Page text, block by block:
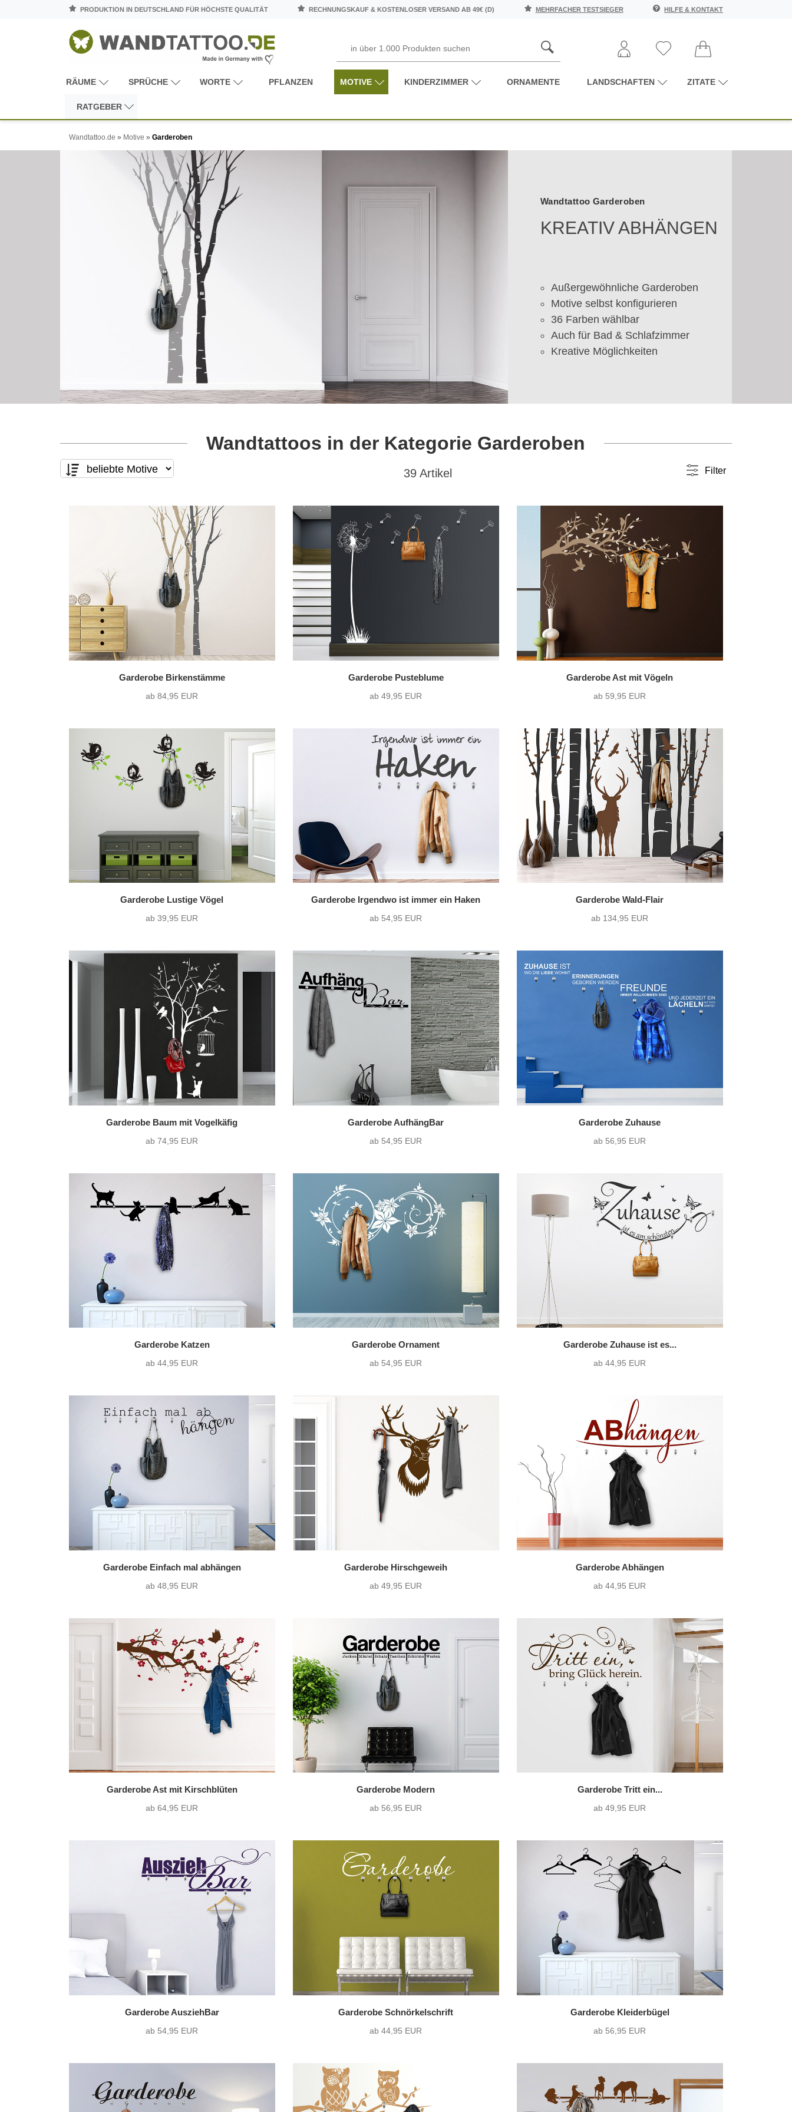
PRODUKTION IN DEUTSCHLAND FÜR HÖCHSTE QUALITÄT RECHNUNGSKAUF & KOSTENLOSER VERSAND AB 49€ (D) MEHRFACHER TESTSIEGER HILFE & KONTAKT
RÄUME SPRÜCHE WORTE PFLANZEN MOTIVE KINDERZIMMER ORNAMENTE LANDSCHAFTEN ZITATE
RATGEBER
Wandtattoo.de » Motive » Garderoben
Wandtattoo Garderoben
KREATIV ABHÄNGEN
Außergewöhnliche Garderoben
Motive selbst konfigurieren
36 Farben wählbar
Auch für Bad & Schlafzimmer
Kreative Möglichkeiten
Wandtattoos in der Kategorie Garderoben
39 Artikel Filter
(12)
Text mit Motiv(7)
Hochformat(5)
Querformat(33)
Quadrat(1)
mit Wunschtext
ohne Wunschtext
einfarbig
36 Varianten pro Motiv
zweifarbig(9)
1216 Varianten pro Motiv
Garderobe Birkenstämme
ab 84,95 EUR
Garderobe Pusteblume
ab 49,95 EUR
Garderobe Ast mit Vögeln
ab 59,95 EUR
Garderobe Lustige Vögel
ab 39,95 EUR
Garderobe Irgendwo ist immer ein Haken
ab 54,95 EUR
Garderobe Wald-Flair
ab 134,95 EUR
Garderobe Baum mit Vogelkäfig
ab 74,95 EUR
Garderobe AufhängBar
ab 54,95 EUR
Garderobe Zuhause
ab 56,95 EUR
Garderobe Katzen
ab 44,95 EUR
Garderobe Ornament
ab 54,95 EUR
Garderobe Zuhause ist es...
ab 44,95 EUR
Garderobe Einfach mal abhängen
ab 48,95 EUR
Garderobe Hirschgeweih
ab 49,95 EUR
Garderobe Abhängen
ab 44,95 EUR
Garderobe Ast mit Kirschblüten
ab 64,95 EUR
Garderobe Modern
ab 56,95 EUR
Garderobe Tritt ein...
ab 49,95 EUR
Garderobe AusziehBar
ab 54,95 EUR
Garderobe Schnörkelschrift
ab 44,95 EUR
Garderobe Kleiderbügel
ab 56,95 EUR